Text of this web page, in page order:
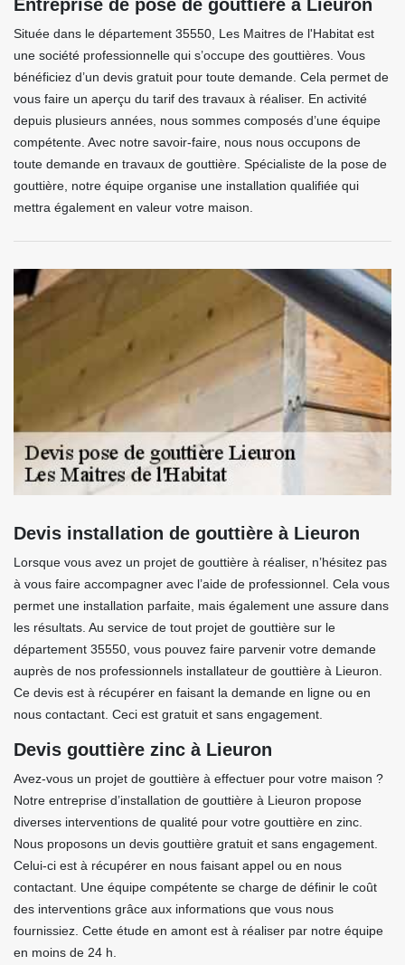
Entreprise de pose de gouttière à Lieuron
Située dans le département 35550, Les Maitres de l'Habitat est
une société professionnelle qui s’occupe des gouttières. Vous
bénéficiez d’un devis gratuit pour toute demande. Cela permet de
vous faire un aperçu du tarif des travaux à réaliser. En activité
depuis plusieurs années, nous sommes composés d’une équipe
compétente. Avec notre savoir-faire, nous nous occupons de
toute demande en travaux de gouttière. Spécialiste de la pose de
gouttière, notre équipe organise une installation qualifiée qui
mettra également en valeur votre maison.
Devis installation de gouttière à Lieuron
Lorsque vous avez un projet de gouttière à réaliser, n’hésitez pas
à vous faire accompagner avec l’aide de professionnel. Cela vous
permet une installation parfaite, mais également une assure dans
les résultats. Au service de tout projet de gouttière sur le
département 35550, vous pouvez faire parvenir votre demande
auprès de nos professionnels installateur de gouttière à Lieuron.
Ce devis est à récupérer en faisant la demande en ligne ou en
nous contactant. Ceci est gratuit et sans engagement.
Devis gouttière zinc à Lieuron
Avez-vous un projet de gouttière à effectuer pour votre maison ?
Notre entreprise d’installation de gouttière à Lieuron propose
diverses interventions de qualité pour votre gouttière en zinc.
Nous proposons un devis gouttière gratuit et sans engagement.
Celui-ci est à récupérer en nous faisant appel ou en nous
contactant. Une équipe compétente se charge de définir le coût
des interventions grâce aux informations que vous nous
fournissiez. Cette étude en amont est à réaliser par notre équipe
en moins de 24 h.